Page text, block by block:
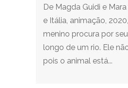
De Magda Guidi e Mara
e Itália, animação,
menino procura por
longo de um rio. Ele
pois o animal está...